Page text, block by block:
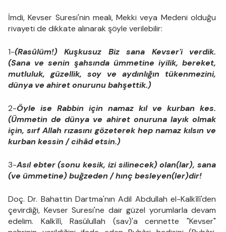
İmdi, Kevser Suresi'nin meali, Mekki veya Medeni olduğu
rivayeti de dikkate alınarak şöyle verilebilir:
1-(Rasûlüm!) Kuşkusuz Biz sana Kevser'i verdik.
(Sana ve senin şahsında ümmetine iyilik, bereket,
mutluluk, güzellik, soy ve aydınlığın tükenmezini,
dünya ve ahiret onurunu bahşettik.)
2-Öyle ise Rabbin için namaz kıl ve kurban kes.
(Ümmetin de dünya ve ahiret onuruna layık olmak
için, sırf Allah rızasını gözeterek hep namaz kılsın ve
kurban kessin / cihâd etsin.)
3-Asıl ebter (sonu kesik, izi silinecek) olan(lar), sana
(ve ümmetine) buğzeden / hınç besleyen(ler)dir!
Doç. Dr. Bahattin Dartma'nın Adil Abdullah el-Kalkîlî'den
çevirdiği, Kevser Suresi'ne dair güzel yorumlarla devam
edelim. Kalkîlî, Rasûlullah (sav)'a cennette "Kevser"